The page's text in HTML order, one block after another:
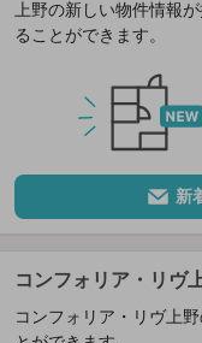
上野の新しい物件情報
ることができます。
新
コンフォリア・リヴ
コンフォリア・リヴ上